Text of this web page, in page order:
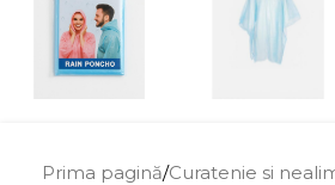
Prima pagină/Curatenie si